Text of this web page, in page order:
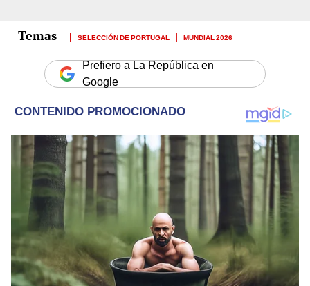
SELECCIÓN DE PORTUGAL MUNDIAL 2026
Prefiero a La República en
Google